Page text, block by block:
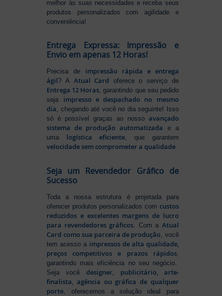
melhor às suas necessidades e receba seus
produtos personalizados com agilidade e
conveniência!
Entrega Expressa: Impressão e
Envio em apenas 12 Horas!
Precisa de impressão rápida e entrega
ágil? A Atual Card oferece o serviço de
Entrega 12 Horas, garantindo que seu pedido
seja impresso e despachado no mesmo
dia, chegando até você no dia seguinte! Isso
só é possível graças ao nosso avançado
sistema de produção automatizada e a
uma logística eficiente, que garantem
velocidade sem comprometer a qualidade.
Seja um Revendedor Gráfico de
Sucesso
Toda a nossa estrutura é projetada para
oferecer produtos personalizados com custos
reduzidos e excelentes margens de lucro
para revendedores gráficos . Com a Atual
Card como sua parceira de produção , você
tem acesso a impressos de alta qualidade,
preços competitivos e prazos rápidos,
garantindo mais eficiência no seu negócio.
Seja vocêdesigner, publicitário, arte-
finalista, agência ou gráfica de qualquer
porte , oferecemos a solução ideal para